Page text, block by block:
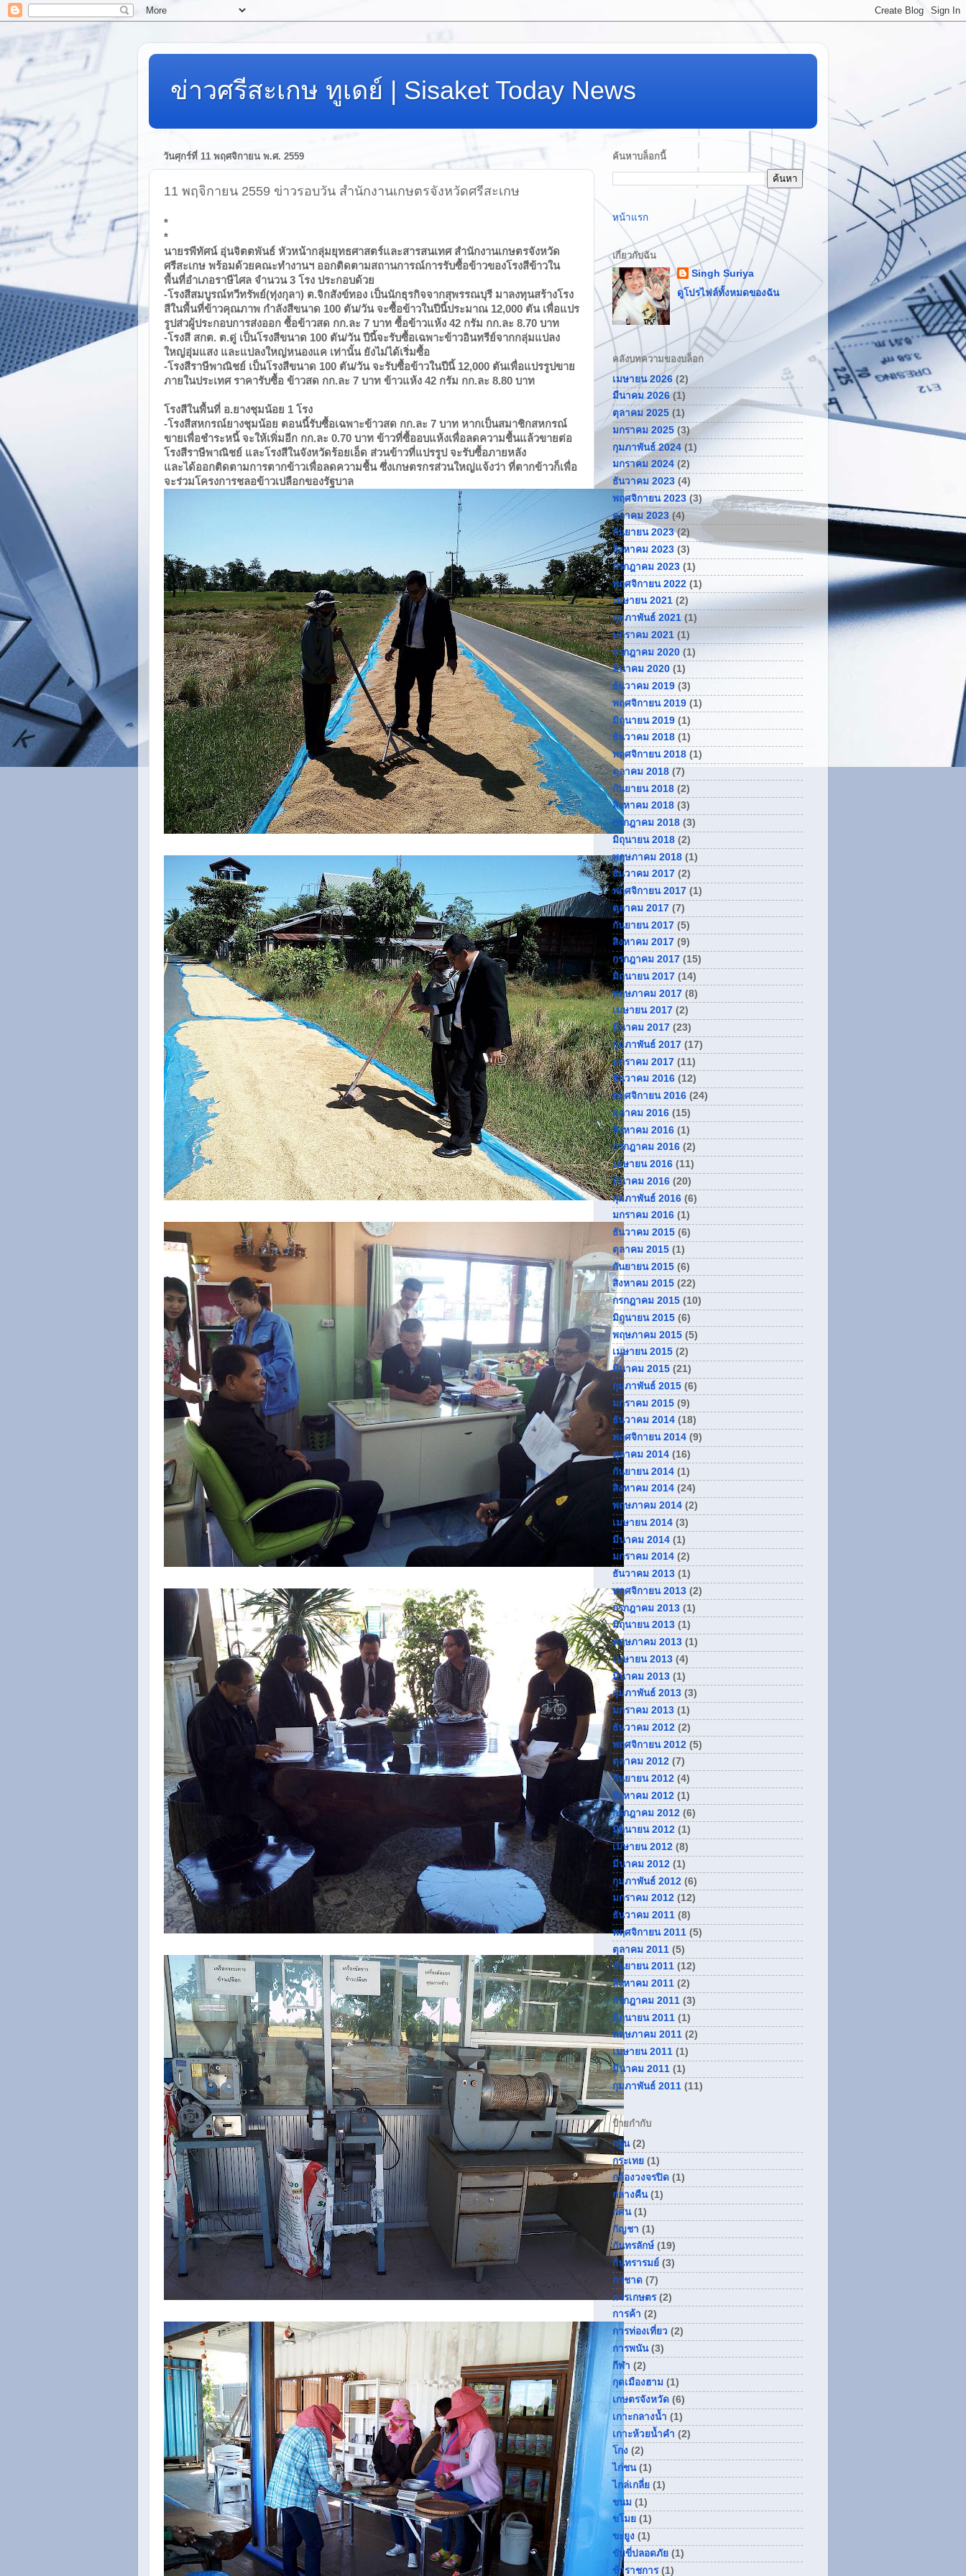
ข่าวศรีสะเกษ ทูเดย์ | Sisaket Today News
วันศุกร์ที่ 11 พฤศจิกายน พ.ศ. 2559
11 พฤจิกายน 2559 ข่าวรอบวัน สำนักงานเกษตรจังหวัดศรีสะเกษ
*
*
นายรพีทัศน์ อุ่นจิตตพันธ์ หัวหน้ากลุ่มยุทธศาสตร์และสารสนเทศ สำนักงานเกษตรจังหวัด
ศรีสะเกษ พร้อมด้วยคณะทำงานฯ ออกติดตามสถานการณ์การรับซื้อข้าวของโรงสีข้าวใน
พื้นที่อำเภอราษีไศล จำนวน 3 โรง ประกอบด้วย
-โรงสีสมบูรณ์ทวีทรัพย์(ทุ่งกุลา) ต.จิกสังข์ทอง เป็นนักธุรกิจจากสุพรรณบุรี มาลงทุนสร้างโรง
สีในพื้นที่ข้าวคุณภาพ กำลังสีขนาด 100 ตัน/วัน จะซื้อข้าวในปีนี้ประมาณ 12,000 ตัน เพื่อแปร
รูปส่วผู้ประกอบการส่งออก ซื้อข้าวสด กก.ละ 7 บาท ซื้อข้าวแห้ง 42 กรัม กก.ละ 8.70 บาท
-โรงสี สกต. ต.ดู่ เป็นโรงสีขนาด 100 ตัน/วัน ปีนี้จะรับซื้อเฉพาะข้าวอินทรีย์จากกลุ่มแปลง
ใหญ่อุ่มแสง และแปลงใหญ่หนองแค เท่านั้น ยังไม่ได้เริ่มซื้อ
-โรงสีราษีพาณิชย์ เป็นโรงสีขนาด 100 ตัน/วัน จะรับซื้อข้าวในปีนี้ 12,000 ตันเพื่อแปรรูปขาย
ภายในประเทศ ราคารับซื้อ ข้าวสด กก.ละ 7 บาท ข้าวแห้ง 42 กรัม กก.ละ 8.80 บาท
โรงสีในพื้นที่ อ.ยางชุมน้อย 1 โรง
-โรงสีสหกรณ์ยางชุมน้อย ตอนนี้รับซื้อเฉพาะข้าวสด กก.ละ 7 บาท หากเป็นสมาชิกสหกรณ์
ขายเพื่อชำระหนี้ จะให้เพิ่มอีก กก.ละ 0.70 บาท ข้าวที่ซื้ออบแห้งเพื่อลดความชื้นแล้วขายต่อ
โรงสีราษีพาณิชย์ และโรงสีในจังหวัดร้อยเอ็ด ส่วนข้าวที่แปรรูป จะรับซื้อภายหลัง
และได้ออกติดตามการตากข้าวเพื่อลดความชื้น ซึ่งเกษตรกรส่วนใหญ่แจ้งว่า ที่ตากข้าวก็เพื่อ
จะร่วมโครงการชลอข้าวเปลือกของรัฐบาล
ค้นหาบล็อกนี้
หน้าแรก
เกี่ยวกับฉัน
Singh Suriya
ดูโปรไฟล์ทั้งหมดของฉัน
คลังบทความของบล็อก
เมษายน 2026 (2)
มีนาคม 2026 (1)
ตุลาคม 2025 (1)
มกราคม 2025 (3)
กุมภาพันธ์ 2024 (1)
มกราคม 2024 (2)
ธันวาคม 2023 (4)
พฤศจิกายน 2023 (3)
ตุลาคม 2023 (4)
กันยายน 2023(2)
สิงหาคม 2023 (3)
กรกฎาคม 2023 (1)
พฤศจิกายน 2022 (1)
เมษายน 2021 (2)
กุมภาพันธ์ 2021 (1)
มกราคม 2021 (1)
กรกฎาคม 2020 (1)
มีนาคม 2020 (1)
ธันวาคม 2019 (3)
พฤศจิกายน 2019 (1)
มิถุนายน 2019 (1)
ธันวาคม 2018 (1)
พฤศจิกายน 2018 (1)
ตุลาคม 2018 (7)
กันยายน 2018 (2)
สิงหาคม 2018 (3)
กรกฎาคม 2018 (3)
มิถุนายน 2018 (2)
พฤษภาคม 2018 (1)
ธันวาคม 2017 (2)
พฤศจิกายน 2017 (1)
ตุลาคม 2017 (7)
กันยายน 2017 (5)
สิงหาคม 2017 (9)
กรกฎาคม 2017 (15)
มิถุนายน 2017 (14)
พฤษภาคม 2017 (8)
เมษายน 2017 (2)
มีนาคม 2017 (23)
กุมภาพันธ์ 2017 (17)
มกราคม 2017 (11)
ธันวาคม 2016 (12)
พฤศจิกายน 2016 (24)
ตุลาคม 2016 (15)
สิงหาคม 2016 (1)
กรกฎาคม 2016 (2)
เมษายน 2016 (11)
มีนาคม 2016 (20)
กุมภาพันธ์ 2016 (6)
มกราคม 2016 (1)
ธันวาคม 2015 (6)
ตุลาคม 2015 (1)
กันยายน 2015 (6)
สิงหาคม 2015 (22)
กรกฎาคม 2015 (10)
มิถุนายน 2015 (6)
พฤษภาคม 2015 (5)
เมษายน 2015 (2)
มีนาคม 2015 (21)
กุมภาพันธ์ 2015 (6)
มกราคม 2015 (9)
ธันวาคม 2014 (18)
พฤศจิกายน 2014 (9)
ตุลาคม 2014 (16)
กันยายน 2014 (1)
สิงหาคม 2014 (24)
พฤษภาคม 2014 (2)
เมษายน 2014 (3)
มีนาคม 2014 (1)
มกราคม 2014 (2)
ธันวาคม 2013 (1)
พฤศจิกายน 2013 (2)
กรกฎาคม 2013 (1)
มิถุนายน 2013 (1)
พฤษภาคม 2013 (1)
เมษายน 2013 (4)
มีนาคม 2013 (1)
กุมภาพันธ์ 2013 (3)
มกราคม 2013 (1)
ธันวาคม 2012 (2)
พฤศจิกายน 2012 (5)
ตุลาคม 2012 (7)
กันยายน 2012 (4)
สิงหาคม 2012 (1)
กรกฎาคม 2012 (6)
มิถุนายน 2012 (1)
เมษายน 2012 (8)
มีนาคม 2012 (1)
กุมภาพันธ์ 2012 (6)
มกราคม 2012 (12)
ธันวาคม 2011 (8)
พฤศจิกายน 2011 (5)
ตุลาคม 2011 (5)
กันยายน 2011 (12)
สิงหาคม 2011 (2)
กรกฎาคม 2011 (3)
มิถุนายน 2011 (1)
พฤษภาคม 2011 (2)
เมษายน 2011 (1)
มีนาคม 2011 (1)
กุมภาพันธ์ 2011 (11)
ป้ายกำกับ
กฐิน (2)
กระเทย (1)
กล้องวงจรปิด (1)
กลางคืน (1)
กศน (1)
กัญชา (1)
กันทรลักษ์ (19)
กันทรารมย์ (3)
กาชาด (7)
การเกษตร (2)
การค้า (2)
การท่องเที่ยว (2)
การพนัน (3)
กีฬา (2)
กุดเมืองฮาม (1)
เกษตรจังหวัด (6)
เกาะกลางน้ำ (1)
เกาะห้วยน้ำคำ (2)
โกง (2)
ไก่ชน (1)
ไกล่เกลี่ย (1)
ขนม (1)
ขโมย (1)
ขะยูง (1)
ขับขี่ปลอดภัย (1)
ข้าราชการ (1)